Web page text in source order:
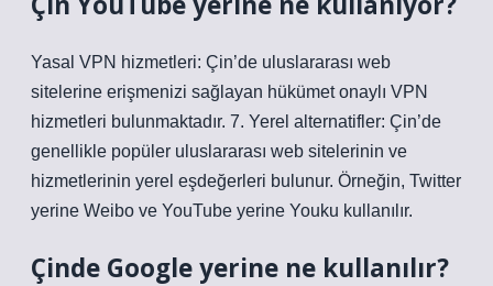
Yasal VPN hizmetleri: Çin’de uluslararası web
sitelerine erişmenizi sağlayan hükümet onaylı VPN
hizmetleri bulunmaktadır. 7. Yerel alternatifler: Çin’de
genellikle popüler uluslararası web sitelerinin ve
hizmetlerinin yerel eşdeğerleri bulunur. Örneğin, Twitter
yerine Weibo ve YouTube yerine Youku kullanılır.
Çinde Google yerine ne kullanılır?